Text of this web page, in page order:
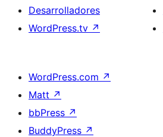
Desarrolladores
WordPress.tv ↗
WordPress.com ↗
Matt ↗
bbPress ↗
BuddyPress ↗